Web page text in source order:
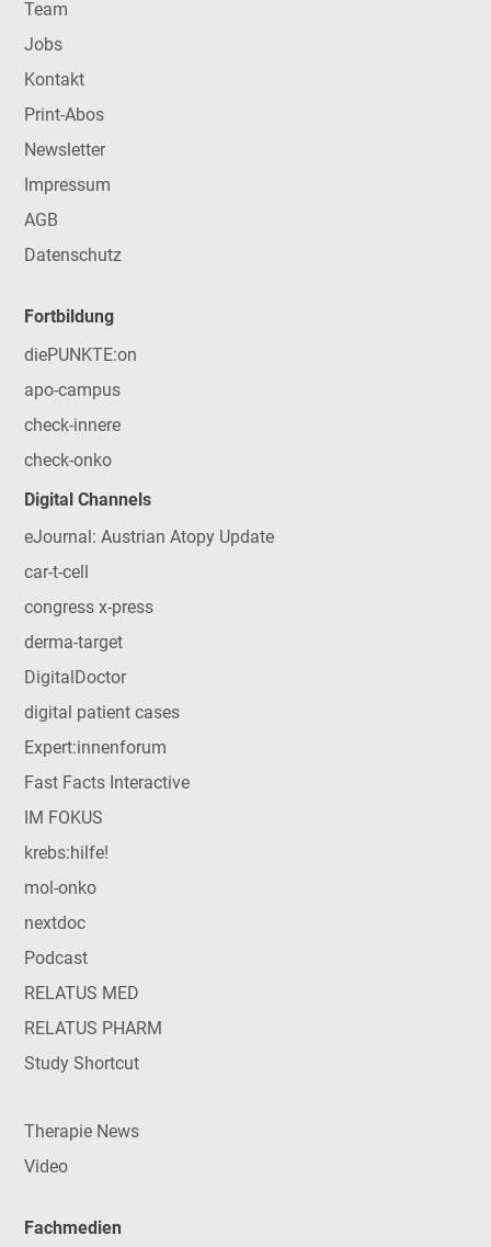
Team
Jobs
Kontakt
Print-Abos
Newsletter
Impressum
AGB
Datenschutz
Fortbildung
diePUNKTE:on
apo-campus
check-innere
check-onko
Digital Channels
eJournal: Austrian Atopy Update
car-t-cell
congress x-press
derma-target
DigitalDoctor
digital patient cases
Expert:innenforum
Fast Facts Interactive
IM FOKUS
krebs:hilfe!
mol-onko
nextdoc
Podcast
RELATUS MED
RELATUS PHARM
Study Shortcut
Therapie News
Video
Fachmedien